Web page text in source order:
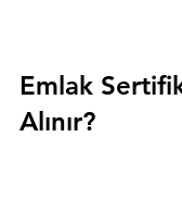
Emlak
Alınır?